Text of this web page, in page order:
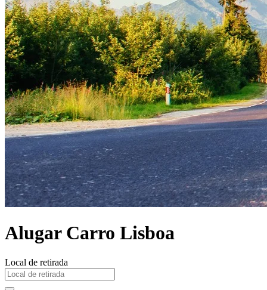
Alugar Carro Lisboa
Local de retirada